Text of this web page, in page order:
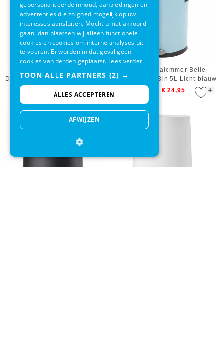
Deluxe Step Bin 3L Licht Blauw
+
EKO Pedaalemmer Belle
Deluxe Step Bin 5L Licht blauw
€ 29,95 € 24,95
gepersonaliseerde inhoud, aanbiedingen en
advertenties die zo goed mogelijk op uw
interesses aansluiten. Mocht u niet akkoord
gaan, dan plaatsen wij alleen functionele
cookies en cookies om interne analyses uit
te voeren. Er worden in dat geval geen
cookies van derden geplaatst. Lees verder
TOON ALLE PARTNERS (2) →
ALLES ACCEPTEREN
AFWIJZEN